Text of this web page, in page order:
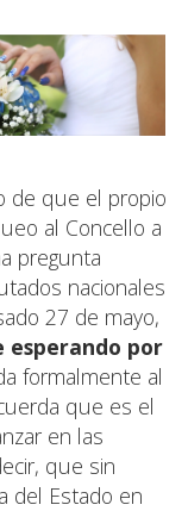
de que el propio
al Concello a
pregunta
nacionales
27 de mayo,
esperando por
formalmente al
que es el
en las
que sin
del Estado en